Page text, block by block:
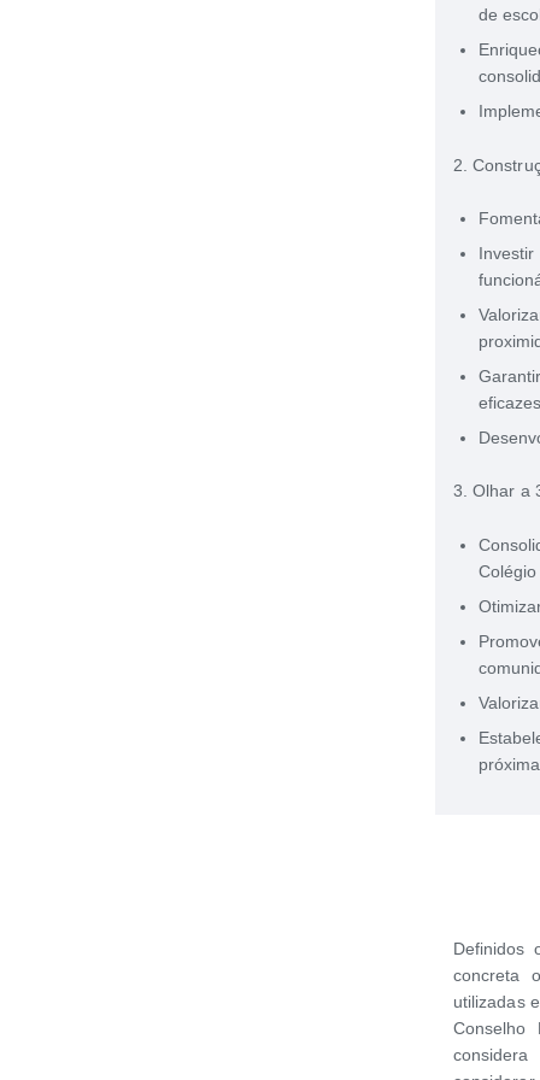
de
2.
Investir
3. Olhar a
Colégio
próxima
Definidos
concreta
utilizadas
Conselho